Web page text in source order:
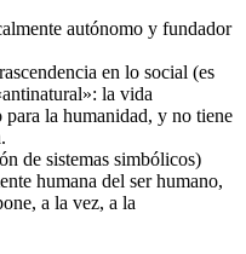
autónomo y fundador
en lo social (es
la vida
la humanidad, y no tiene
de sistemas simbólicos)
humana del ser humano,
a la vez, a la